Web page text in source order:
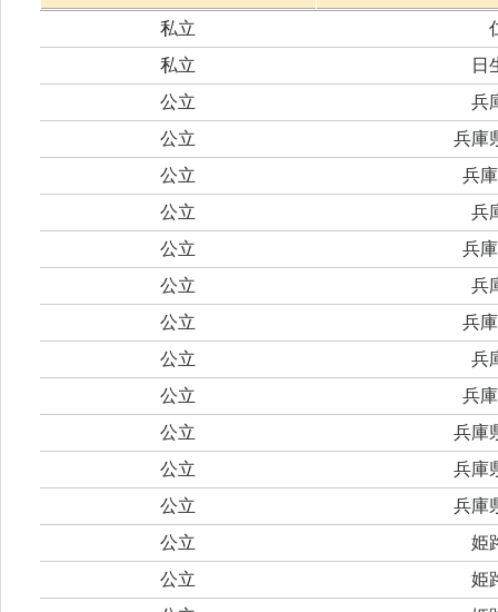
私立
私立
日
公立
兵
公立
兵庫
公立
兵
公立
兵
公立
兵
公立
兵
公立
兵
公立
兵
公立
兵
公立
兵庫
公立
兵庫
公立
兵庫
公立
姫
公立
姫